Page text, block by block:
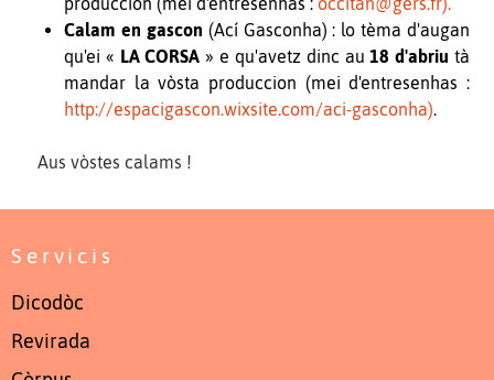
Calam en gascon (Ací Gasconha) : lo tèma d'augan
qu'ei « LA CORSA » e qu'avetz dinc au18 d'abriu tà
mandar la vòsta produccion (mei d'entresenhas :
http://espacigascon.wixsite.com/aci-gasconha).
Aus vòstes calams !
Servicis
Dicodòc
Revirada